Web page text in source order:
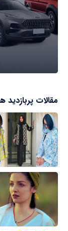
مقالات پربازدید